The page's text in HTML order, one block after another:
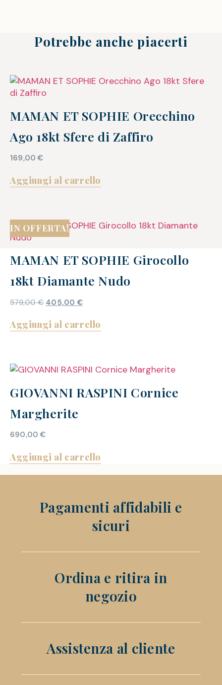
Potrebbe anche piacerti
MAMAN ET SOPHIE Orecchino
Ago 18kt Sfere di Zaffiro
169,00€
Aggiungi al carrello
IN OFFERTA!
MAMAN ET SOPHIE Girocollo
18kt Diamante Nudo
579,00€ 405,00 €
Aggiungi al carrello
GIOVANNI RASPINI Cornice
Margherite
690,00€
Aggiungi al carrello
Pagamenti affidabili e
sicuri
Ordina e ritira in
negozio
Assistenza al cliente